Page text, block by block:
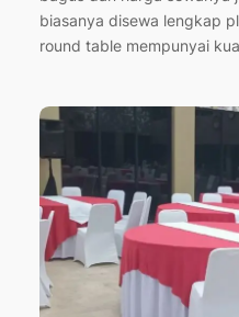
biasanya disewa lengkap
round table mempunyai